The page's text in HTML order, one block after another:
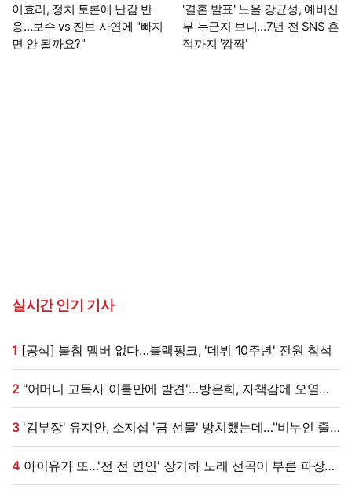
이효리, 정치 토론에 난감 반
응…보수 vs 진보 사연에 "빠지
면 안 될까요?"
'결혼 발표' 노을 강균성, 예비신
부 누군지 보니…7년 전 SNS 흔
적까지 '깜짝'
실시간 인기 기사
1 [공식] 불참 멤버 없다…블랙핑크, '데뷔 10주년' 전원 참석
2
(특종세상)[전일야화]
3'김부장' 유지안, 소지섭 '금 선물' 방치했는데…"비누인 줄,
엄마가 알아봐" (원마이크)
4
[엑's 이슈]